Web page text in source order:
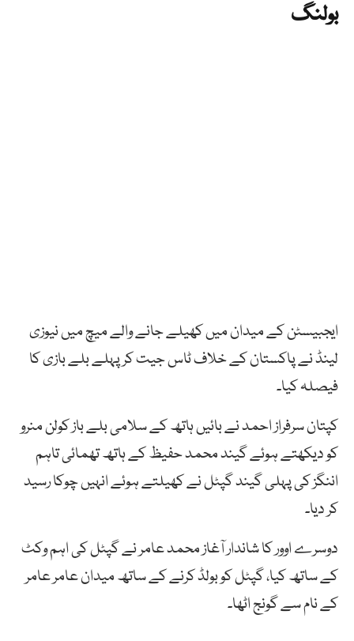
بولنگ
ایجبیسٹن کے میدان میں کھیلے جانے والے میچ میں نیوزی
لینڈ نے پاکستان کے خلاف ٹاس جیت کر پہلے بلے بازی کا
فیصلہ کیا۔
کپتان سرفراز احمد نے بائیں ہاتھ کے سلامی بلے باز کولن منرو
کو دیکھتے ہوئے گیند محمد حفیظ کے ہاتھ تھمائی تاہم
اننگز کی پہلی گیند گپٹل نے کھیلتے ہوئے انہیں چوکا رسید
کر دیا۔
دوسرے اوور کا شاندار آغاز محمد عامر نے گپٹل کی اہم وکٹ
کے ساتھ کیا، گپٹل کو بولڈ کرنے کے ساتھ میدان عامر عامر
کے نام سے گونج اٹھا۔